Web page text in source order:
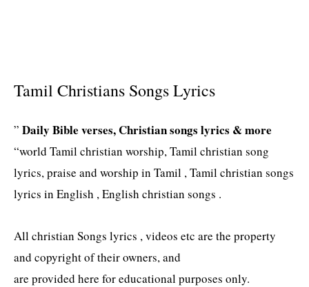
Tamil Christians Songs Lyrics
” Daily Bible verses, Christian songs lyrics & more
“world Tamil christian worship, Tamil christian song
lyrics, praise and worship in Tamil , Tamil christian songs
lyrics in English , English christian songs .
All christian Songs lyrics , videos etc are the property
and copyright of their owners, and
are provided here for educational purposes only.